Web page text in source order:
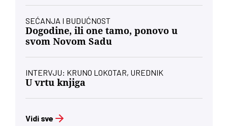
SEĆANJA I BUDUĆNOST
Dogodine, ili one tamo, ponovo u
svom Novom Sadu
INTERVJU: KRUNO LOKOTAR, UREDNIK
U vrtu knjiga
Vidi sve